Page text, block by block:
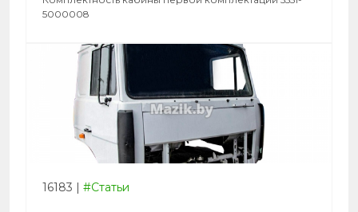
5000008
16183 | #Статьи